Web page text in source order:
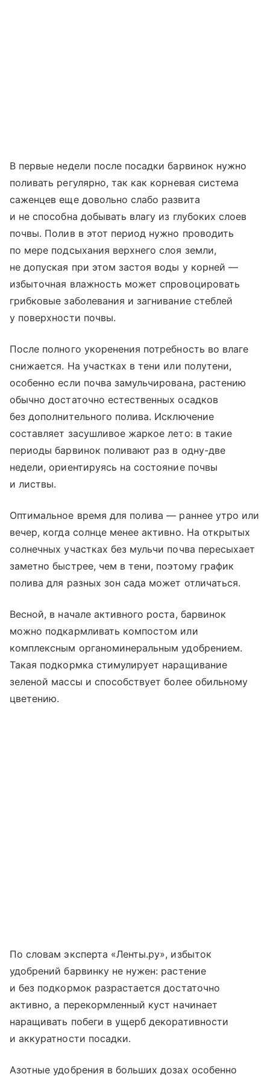
В первые недели после посадки барвинок нужно
поливать регулярно, так как корневая система
саженцев еще довольно слабо развита
и не способна добывать влагу из глубоких слоев
почвы. Полив в этот период нужно проводить
по мере подсыхания верхнего слоя земли,
не допуская при этом застоя воды у корней —
избыточная влажность может спровоцировать
грибковые заболевания и загнивание стеблей
у поверхности почвы.
После полного укоренения потребность во влаге
снижается. На участках в тени или полутени,
особенно если почва замульчирована, растению
обычно достаточно естественных осадков
без дополнительного полива. Исключение
составляет засушливое жаркое лето: в такие
периоды барвинок поливают раз в одну-две
недели, ориентируясь на состояние почвы
и листвы.
Оптимальное время для полива — раннее утро или
вечер, когда солнце менее активно. На открытых
солнечных участках без мульчи почва пересыхает
заметно быстрее, чем в тени, поэтому график
полива для разных зон сада может отличаться.
Весной, в начале активного роста, барвинок
можно подкармливать компостом или
комплексным органоминеральным удобрением.
Такая подкормка стимулирует наращивание
зеленой массы и способствует более обильному
цветению.
По словам эксперта «Ленты.ру», избыток
удобрений барвинку не нужен: растение
и без подкормок разрастается достаточно
активно, а перекормленный куст начинает
наращивать побеги в ущерб декоративности
и аккуратности посадки.
Азотные удобрения в больших дозах особенно